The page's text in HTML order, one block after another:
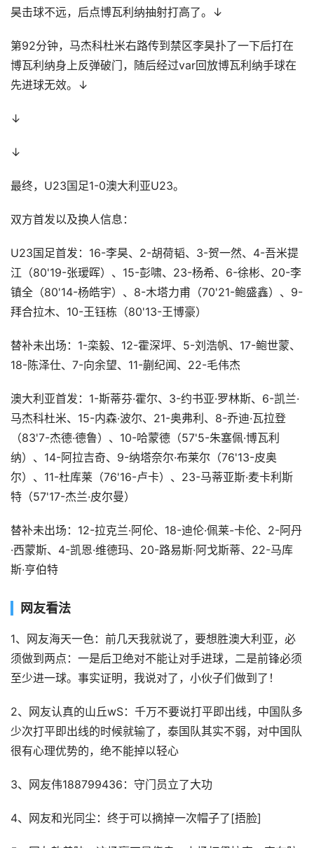
昊击球不远，后点博瓦利纳抽射打高了。↓
第92分钟，马杰科杜米右路传到禁区李昊扑了一下后打在
博瓦利纳身上反弹破门，随后经过var回放博瓦利纳手球在
先进球无效。↓
↓
↓
最终，U23国足1-0澳大利亚U23。
双方首发以及换人信息：
U23国足首发：16-李昊、2-胡荷韬、3-贺一然、4-吾米提
江（80'19-张瑷晖）、15-彭啸、23-杨希、6-徐彬、20-李
镇全（80'14-杨皓宇）、8-木塔力甫（70'21-鲍盛鑫）、9-
拜合拉木、10-王钰栋（80'13-王博豪）
替补未出场：1-栾毅、12-霍深坪、5-刘浩帆、17-鲍世蒙、
18-陈泽仕、7-向余望、11-蒯纪闻、22-毛伟杰
澳大利亚首发：1-斯蒂芬·霍尔、3-约书亚·罗林斯、6-凯兰·
马杰科杜米、15-内森·波尔、21-奥弗利、8-乔迪·瓦拉登
（83'7-杰德·德鲁）、10-哈蒙德（57'5-朱塞佩·博瓦利
纳）、14-阿拉吉奇、9-纳塔奈尔·布莱尔（76'13-皮奥
尔）、11-杜库莱（76'16-卢卡）、23-马蒂亚斯·麦卡利斯
特（57'17-杰兰·皮尔曼）
替补未出场：12-拉克兰·阿伦、18-迪伦·佩莱-卡伦、2-阿丹
·西蒙斯、4-凯恩·维德玛、20-路易斯·阿戈斯蒂、22-马库
斯·亨伯特
网友看法
1、网友海天一色：前几天我就说了，要想胜澳大利亚，必
须做到两点：一是后卫绝对不能让对手进球，二是前锋必须
至少进一球。事实证明，我说对了，小伙子们做到了！
2、网友认真的山丘wS：千万不要说打平即出线，中国队多
少次打平即出线的时候就输了，泰国队其实不弱，对中国队
很有心理优势的，绝不能掉以轻心
3、网友伟188799436：守门员立了大功
4、网友和光同尘：终于可以摘掉一次帽子了[捂脸]